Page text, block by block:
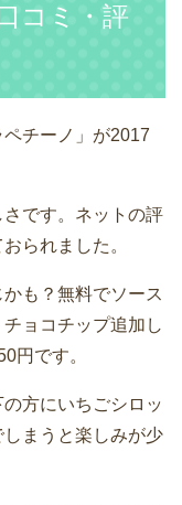
コミ・評
チーノ」が2017
です。ネットの評
られました。
も？無料でソース
ョコチップ追加し
円です。
方にいちごシロッ
まうと楽しみが少